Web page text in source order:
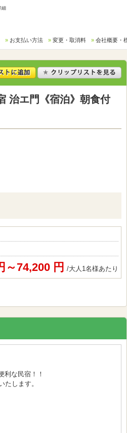
細
お支払い方法 変更・取消料 会社概要・
治エ門《宿泊》朝食付
～74,200 円 /大人1名様あたり
利な民宿！！
たします。